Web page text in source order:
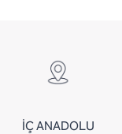
İÇ ANADOLU